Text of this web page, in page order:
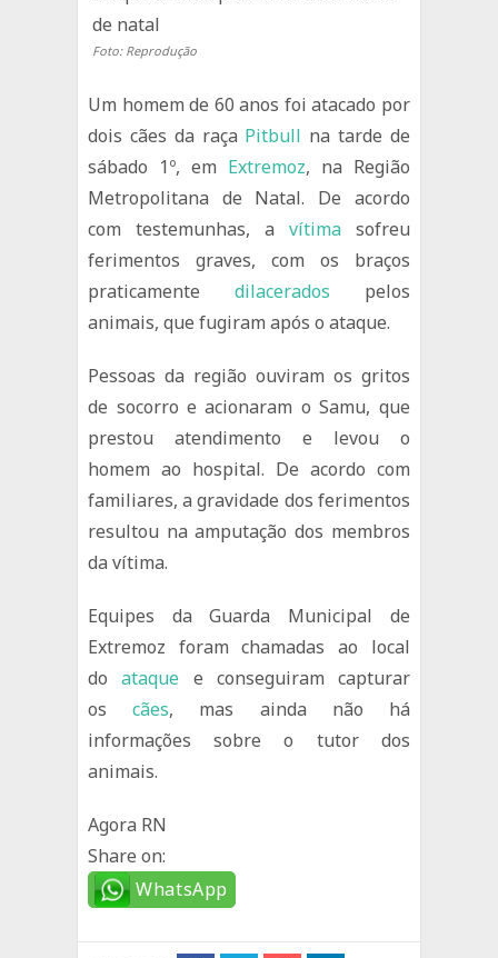
Foto: Reprodução
Um homem de 60 anos foi atacado por
dois cães da raça Pitbull na tarde de
sábado 1º, em Extremoz, na Região
Metropolitana de Natal. De acordo
com testemunhas, a vítimasofreu
ferimentos graves, com os braços
praticamente dilacerados pelos
animais, que fugiram após o ataque.
Pessoas da região ouviram os gritos
de socorro e acionaram o Samu, que
prestou atendimento e levou o
homem ao hospital. De acordo com
familiares, a gravidade dos ferimentos
resultou na amputação dos membros
da vítima.
Equipes da Guarda Municipal de
Extremoz foram chamadas ao local
doataque e conseguiram capturar
oscães, mas ainda não há
informações sobre o tutor dos
animais.
Agora RN
Share on:
WhatsApp